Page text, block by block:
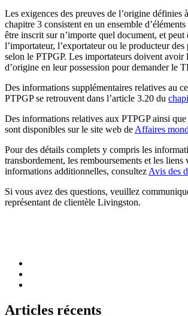
Les exigences des preuves de l’origine définies
chapitre 3 consistent en un ensemble
être inscrit sur n’importe quel document, et peut
l’importateur, l’exportateur ou le producteur
selon le PTPGP. Les importateurs doivent avoir
d’origine en leur possession pour demander le
Des informations supplémentaires relatives au
PTPGP se retrouvent dans l’article 3.20 du
Des informations relatives aux PTPGP ainsi que
sont disponibles sur le site web deAffaires
Pour des détails complets y compris les
transbordement, les remboursements et les liens
informations additionnelles, consultezAvis des
Si vous avez des questions, veuillez
représentant de clientèle Livingston.
Articles récents